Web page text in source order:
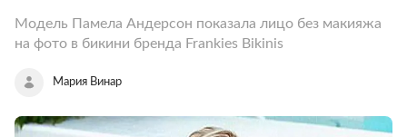
Модель Памела Андерсон показала лицо без макияжа
на фото в бикини бренда Frankies Bikinis
Мария Винар